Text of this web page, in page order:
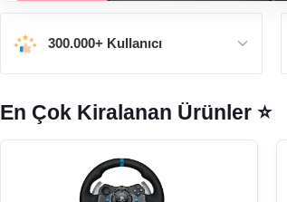
300.000+ Kullanıcı
En Çok Kiralanan Ürünler ⭐